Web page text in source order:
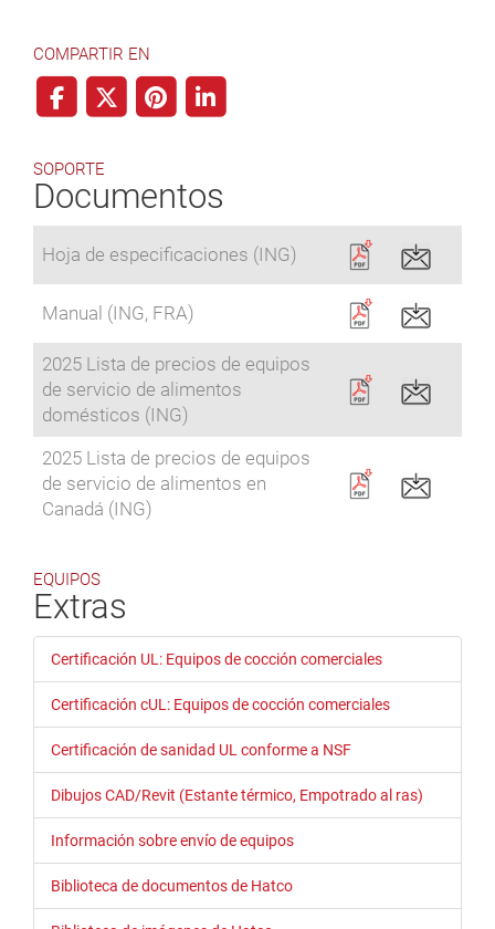
COMPARTIR EN
SOPORTE
Documentos
Hoja de especificaciones (ING)
Manual (ING, FRA)
2025 Lista de precios de equipos
de servicio de alimentos
domésticos (ING)
2025 Lista de precios de equipos
de servicio de alimentos en
Canadá (ING)
EQUIPOS
Extras
Certificación UL: Equipos de cocción comerciales
Certificación cUL: Equipos de cocción comerciales
Certificación de sanidad UL conforme a NSF
Dibujos CAD/Revit (Estante térmico, Empotrado al ras)
Información sobre envío de equipos
Biblioteca de documentos de Hatco